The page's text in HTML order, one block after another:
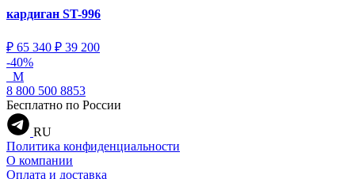
кардиган ST-996
₽ 65 340 ₽ 39 200
-40%
M
8 800 500 8853
Бесплатно по России
RU
Политика конфиденциальности
О компании
Оплата и доставка